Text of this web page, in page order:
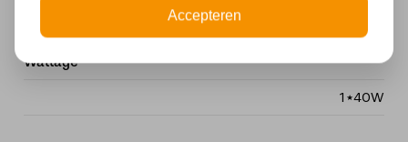
Wattage
1*40W
Accepteren